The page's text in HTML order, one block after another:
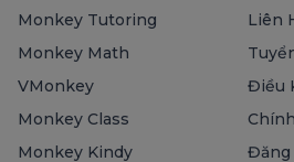
Monkey Tutoring
Monkey Math
VMonkey
Monkey Class
Monkey Kindy
Liên
Điều
Đăng